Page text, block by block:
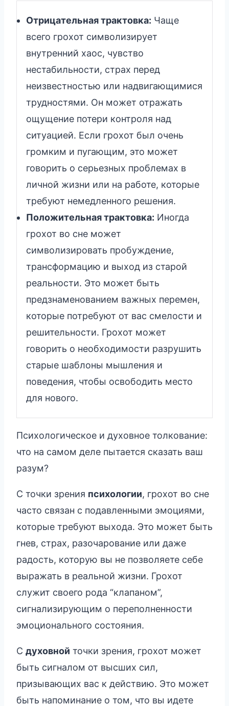
Отрицательная трактовка: Чаще
всего грохот символизирует
внутренний хаос, чувство
нестабильности, страх перед
неизвестностью или надвигающимися
трудностями. Он может отражать
ощущение потери контроля над
ситуацией. Если грохот был очень
громким и пугающим, это может
говорить о серьезных проблемах в
личной жизни или на работе, которые
требуют немедленного решения.
Положительная трактовка: Иногда
грохот во сне может
символизировать пробуждение,
трансформацию и выход из старой
реальности. Это может быть
предзнаменованием важных перемен,
которые потребуют от вас смелости и
решительности. Грохот может
говорить о необходимости разрушить
старые шаблоны мышления и
поведения, чтобы освободить место
для нового.
Психологическое и духовное толкование:
что на самом деле пытается сказать ваш
разум?
С точки зрения психологии, грохот во сне
часто связан с подавленными эмоциями,
которые требуют выхода. Это может быть
гнев, страх, разочарование или даже
радость, которую вы не позволяете себе
выражать в реальной жизни. Грохот
служит своего рода “клапаном”,
сигнализирующим о переполненности
эмоционального состояния.
С духовной точки зрения, грохот может
быть сигналом от высших сил,
призывающих вас к действию. Это может
быть напоминание о том, что вы идете